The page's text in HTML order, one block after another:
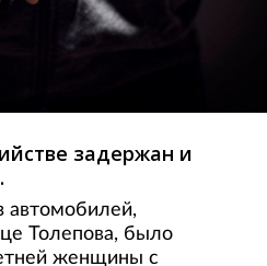
задержан и
автомобилей,
Толепова, было
женщины с